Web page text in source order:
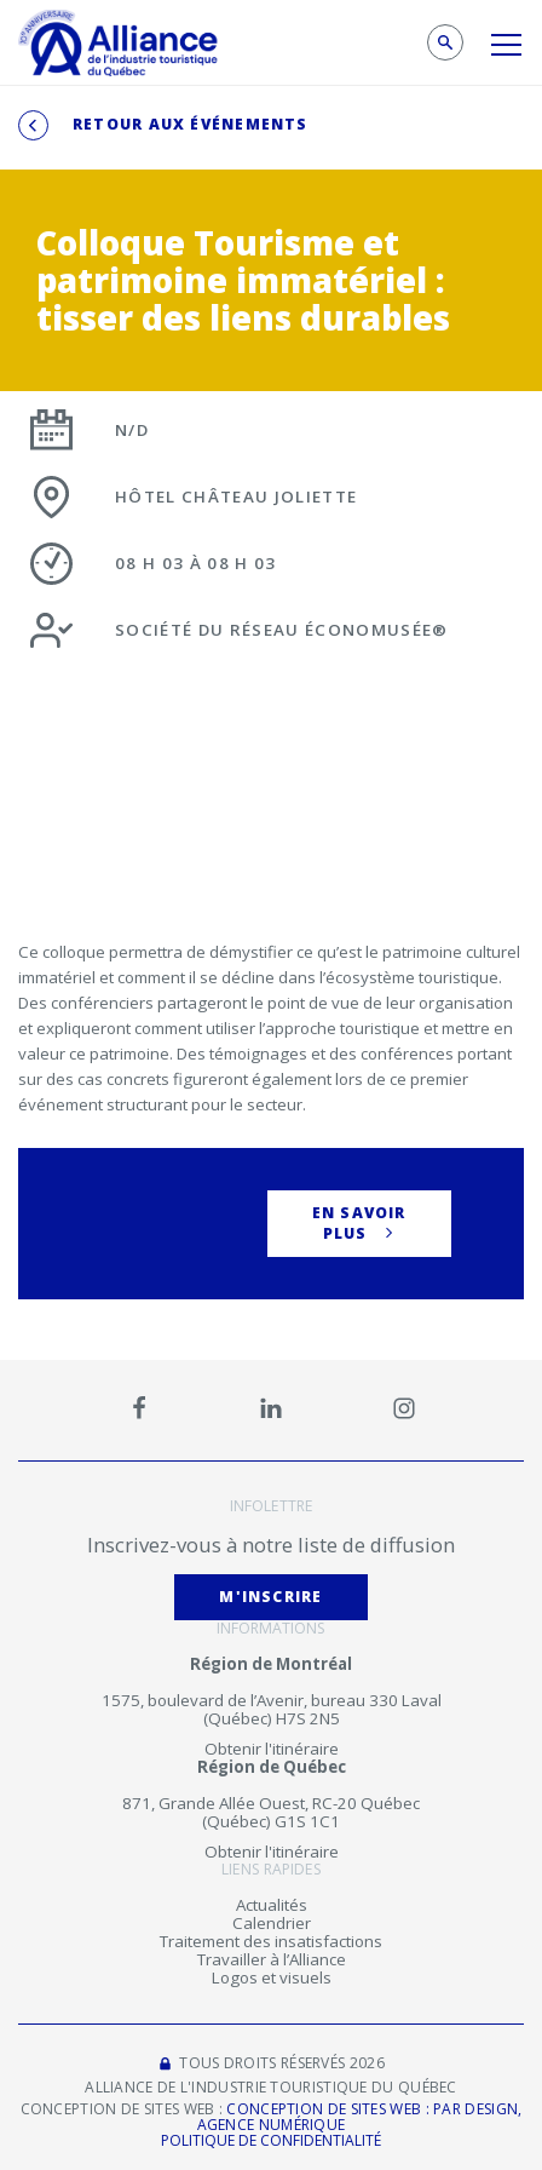
RETOUR AUX ÉVÉNEMENTS
Colloque Tourisme et
patrimoine immatériel :
tisser des liens durables
N/D
HÔTEL CHÂTEAU JOLIETTE
08 H 03 À 08 H 03
SOCIÉTÉ DU RÉSEAU ÉCONOMUSÉE®
Ce colloque permettra de démystifier ce qu’est le patrimoine culturel
immatériel et comment il se décline dans l’écosystème touristique.
Des conférenciers partageront le point de vue de leur organisation
et expliqueront comment utiliser l’approche touristique et mettre en
valeur ce patrimoine. Des témoignages et des conférences portant
sur des cas concrets figureront également lors de ce premier
événement structurant pour le secteur.
EN SAVOIR
PLUS
INFOLETTRE
Inscrivez-vous à notre liste de diffusion
M'INSCRIRE
INFORMATIONS
Région de Montréal
1575, boulevard de l’Avenir, bureau 330 Laval
(Québec) H7S 2N5
Obtenir l'itinéraire
Région de Québec
871, Grande Allée Ouest, RC-20 Québec
(Québec) G1S 1C1
Obtenir l'itinéraire
LIENS RAPIDES
Actualités
Calendrier
Traitement des insatisfactions
Travailler à l’Alliance
Logos et visuels
TOUS DROITS RÉSERVÉS 2026
ALLIANCE DE L'INDUSTRIE TOURISTIQUE DU QUÉBEC
CONCEPTION DE SITES WEB : CONCEPTION DE SITES WEB : PAR DESIGN,
AGENCE NUMÉRIQUE
POLITIQUE DE CONFIDENTIALITÉ